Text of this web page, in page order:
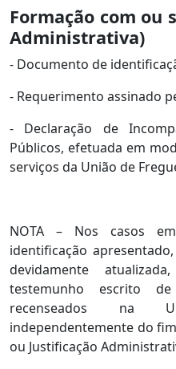
Formação com ou
Administrativa)
- Documento de
- Requerimento assinado
- Declaração de
Públicos, efetuada em
serviços da União de
NOTA – Nos casos
identificação
devidamente
testemunho escrito
recenseados na
independentemente do
ou Justificação